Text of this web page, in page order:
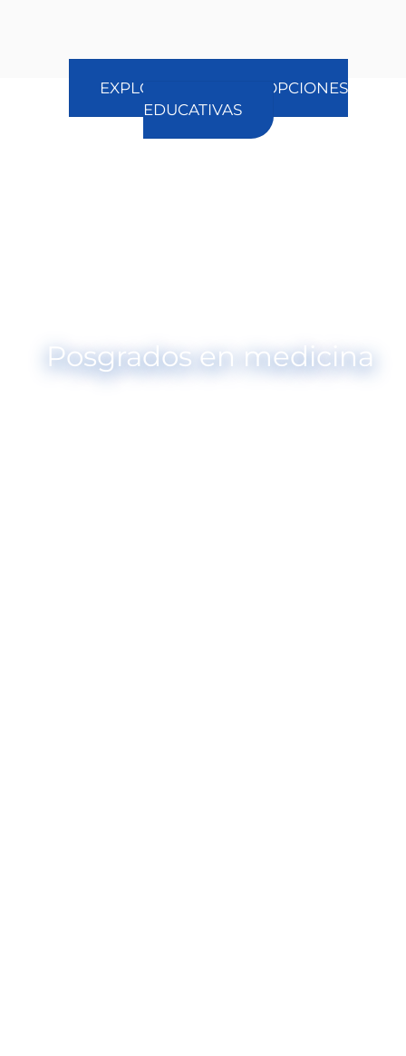
EXPLORA NUESTRAS OPCIONES
EDUCATIVAS
Posgrados en medicina